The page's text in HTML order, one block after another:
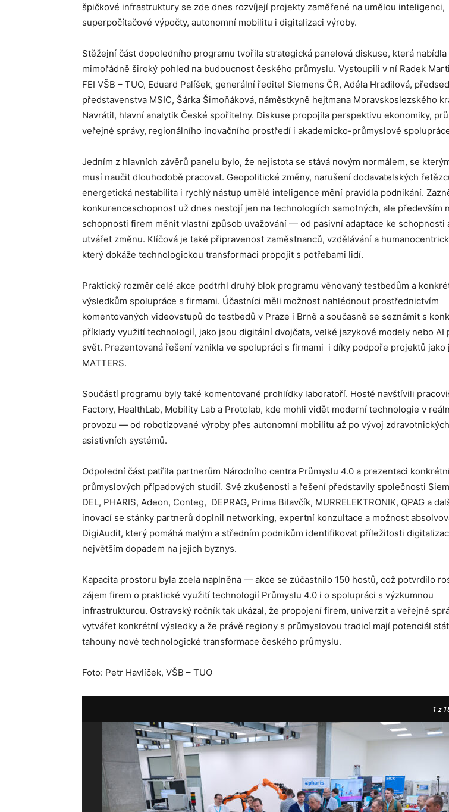
špičkové infrastruktury se zde dnes rozvíjejí projekty zaměřené na umělou inteligenci,
superpočítačové výpočty, autonomní mobilitu i digitalizaci výroby.
Stěžejní část dopoledního programu tvořila strategická panelová diskuse, která nabídla
mimořádně široký pohled na budoucnost českého průmyslu. Vystoupili v ní Radek
FEI VŠB – TUO, Eduard Palíšek, generální ředitel Siemens ČR, Adéla Hradilová,
představenstva MSIC, Šárka Šimoňáková, náměstkyně hejtmana Moravskoslezského
Navrátil, hlavní analytik České spořitelny. Diskuse propojila perspektivu ekonomiky,
veřejné správy, regionálního inovačního prostředí i akademicko-průmyslové
Jedním z hlavních závěrů panelu bylo, že nejistota se stává novým normálem, se
musí naučit dlouhodobě pracovat. Geopolitické změny, narušení dodavatelských
energetická nestabilita i rychlý nástup umělé inteligence mění pravidla podnikání.
konkurenceschopnost už dnes nestojí jen na technologiích samotných, ale především
schopnosti firem měnit vlastní způsob uvažování — od pasivní adaptace ke schopnosti
utvářet změnu. Klíčová je také připravenost zaměstnanců, vzdělávání a
který dokáže technologickou transformaci propojit s potřebami lidí.
Praktický rozměr celé akce podtrhl druhý blok programu věnovaný testbedům a
výsledkům spolupráce s firmami. Účastníci měli možnost nahlédnout prostřednictvím
komentovaných videovstupů do testbedů v Praze i Brně a současně se seznámit s
příklady využití technologií, jako jsou digitální dvojčata, velké jazykové modely nebo AI
svět. Prezentovaná řešení vznikla ve spolupráci s firmami i díky podpoře projektů jako
MATTERS.
Součástí programu byly také komentované prohlídky laboratoří. Hosté navštívili
Factory, HealthLab, Mobility Lab a Protolab, kde mohli vidět moderní technologie v
provozu — od robotizované výroby přes autonomní mobilitu až po vývoj
asistivních systémů.
Odpolední část patřila partnerům Národního centra Průmyslu 4.0 a prezentaci
průmyslových případových studií. Své zkušenosti a řešení představily společnosti
DEL, PHARIS, Adeon, Conteg, DEPRAG, Prima Bilavčík, MURRELEKTRONIK, QPAG a
inovací se stánky partnerů doplnil networking, expertní konzultace a možnost
DigiAudit, který pomáhá malým a středním podnikům identifikovat příležitosti
největším dopadem na jejich byznys.
Kapacita prostoru byla zcela naplněna — akce se zúčastnilo 150 hostů, což potvrdilo
zájem firem o praktické využití technologií Průmyslu 4.0 i o spolupráci s výzkumnou
infrastrukturou. Ostravský ročník tak ukázal, že propojení firem, univerzit a veřejné
vytvářet konkrétní výsledky a že právě regiony s průmyslovou tradicí mají potenciál
tahouny nové technologické transformace českého průmyslu.
Foto: Petr Havlíček, VŠB – TUO
1z